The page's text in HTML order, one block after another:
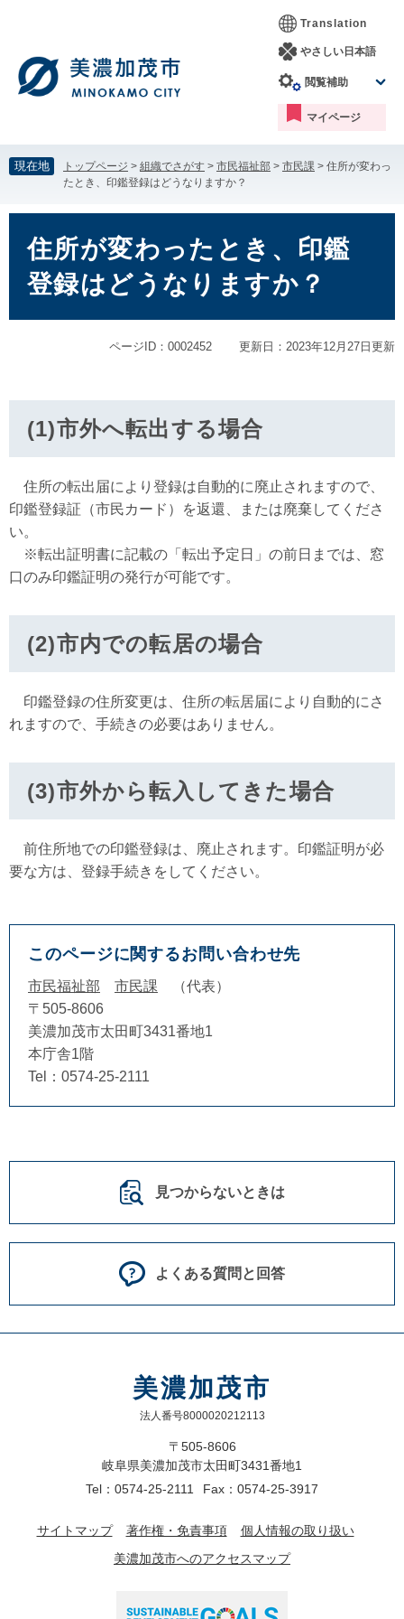
す。
し
て
本
へ
Translation
やさしい日本語
閲覧補助
マイページ
現在地 トップページ > 組織でさがす > 市民福祉部 > 市民課 > 住所が変わっ
たとき、印鑑登録はどうなりますか？
住所が変わったとき、印鑑
登録はどうなりますか？
ページID：0002452 更新日：2023年12月27日更新
(1)市外へ転出する場合
住所の転出届により登録は自動的に廃止されますので、
印鑑登録証（市民カード）を返還、または廃棄してくださ
い。
※転出証明書に記載の「転出予定日」の前日までは、窓
口のみ印鑑証明の発行が可能です。
(2)市内での転居の場合
印鑑登録の住所変更は、住所の転居届により自動的にさ
れますので、手続きの必要はありません。
(3)市外から転入してきた場合
前住所地での印鑑登録は、廃止されます。印鑑証明が必
要な方は、登録手続きをしてください。
このページに関するお問い合わせ先
市民福祉部 市民課
代表
〒505-8606
美濃加茂市太田町3431番地1
本庁舎1階
Tel：0574-25-2111
見つからないときは
よくある質問と回答
美濃加茂市
法人番号8000020212113
〒505-8606
岐阜県美濃加茂市太田町3431番地1
Tel：0574-25-2111
Fax：0574-25-3917
サイトマップ 著作権・免責事項
個人情報の取り扱い
美濃加茂市へのアクセスマップ